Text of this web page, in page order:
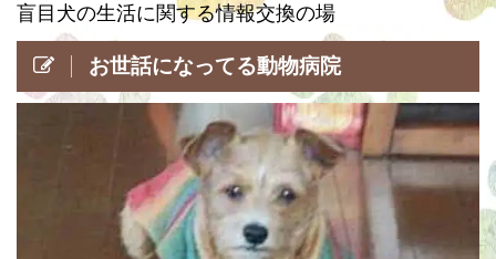
盲目犬の生活に関する情報交換の場
お世話になってる動物病院